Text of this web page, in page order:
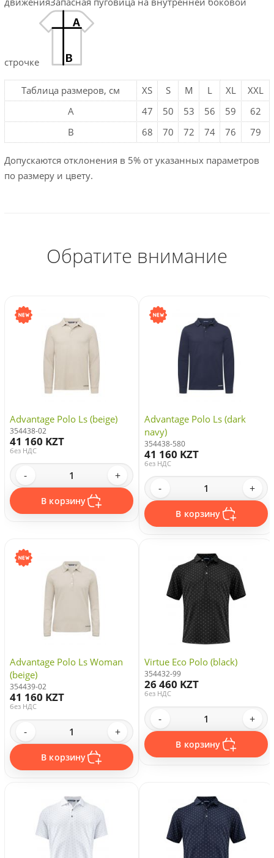
строчке
Таблица размеров, см XS S M L XL
XXL
A
47 50 53 56 59
62
B
68 70 72 74 76 79
Допускаются отклонения в 5% от указанных параметров
по размеру и цвету.
Обратите внимание
Advantage Polo Ls (beige)
354438-02
41 160 KZT
без НДС
- +
В корзину
Advantage Polo Ls (dark
navy)
354438-580
41 160 KZT
без НДС
- +
В корзину
Advantage Polo Ls Woman
(beige)
354439-02
41 160 KZT
без НДС
- +
В корзину
Virtue Eco Polo (black)
354432-99
26 460 KZT
без НДС
- +
В корзину